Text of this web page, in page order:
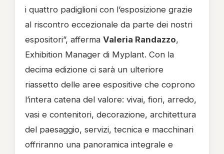
i quattro padiglioni con l’esposizione grazie
al riscontro eccezionale da parte dei nostri
espositori”, afferma Valeria Randazzo,
Exhibition Manager di Myplant. Con la
decima edizione ci sarà un ulteriore
riassetto delle aree espositive che coprono
l’intera catena del valore: vivai, fiori, arredo,
vasi e contenitori, decorazione, architettura
del paesaggio, servizi, tecnica e macchinari
offriranno una panoramica integrale e